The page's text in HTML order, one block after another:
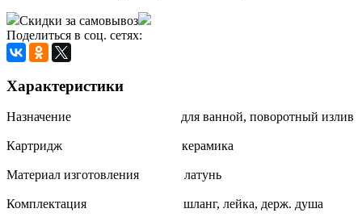
Скидки за самовывоз
Поделиться в соц. сетях:
Характеристики
Назначение для ванной, поворотный излив
Картридж керамика
Материал изготовления латунь
Комплектация шланг, лейка, держ. душа